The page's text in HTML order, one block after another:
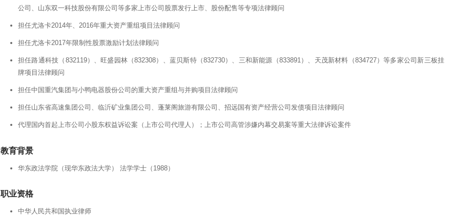
公司、山东双一科技股份有限公司等多家上市公司股票发行上市、股份配售等专项法律顾问
担任尤洛卡2014年、2016年重大资产重组项目法律顾问
担任尤洛卡2017年限制性股票激励计划法律顾问
担任路通科技（832119）、旺盛园林（832308）、蓝贝斯特（832730）、三和新能源（833891）、天茂新材料（834727）等多家公司新三板挂
牌项目法律顾问
担任中国重汽集团与小鸭电器股份公司的重大资产重组与并购项目法律顾问
担任山东省高速集团公司、临沂矿业集团公司、蓬莱阁旅游有限公司、招远国有资产经营公司发债项目法律顾问
代理国内首起上市公司小股东权益诉讼案（上市公司代理人）；上市公司高管涉嫌内幕交易案等重大法律诉讼案件
教育背景
华东政法学院（现华东政法大学） 法学学士（1988）
职业资格
中华人民共和国执业律师